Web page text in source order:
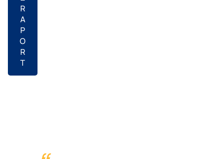
R
A
P
O
R
T